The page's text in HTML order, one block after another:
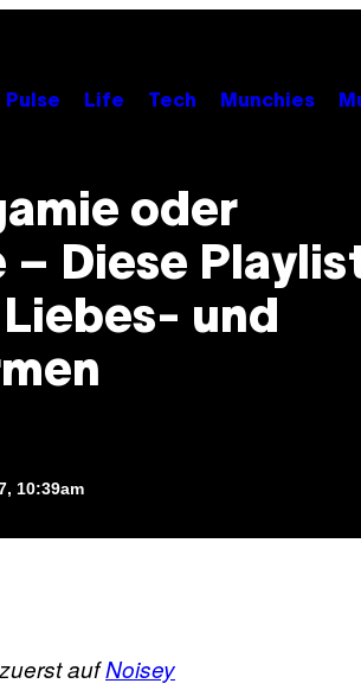
Pulse Life Tech Munchies
oder
– Diese
und
10:39am
aufNoisey